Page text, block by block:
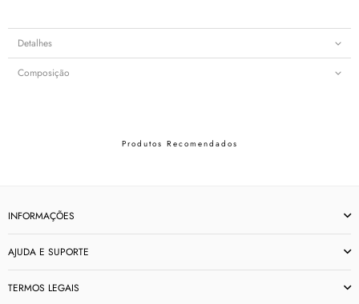
Detalhes
Composição
Produtos Recomendados
INFORMAÇÕES
AJUDA E SUPORTE
TERMOS LEGAIS